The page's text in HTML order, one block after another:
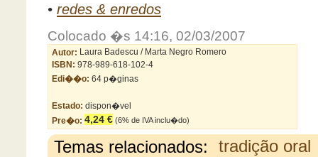
• redes & enredos
Colocado �s 14:16, 02/03/2007
Autor: Laura Badescu / Marta Negro Romero
ISBN: 978-989-618-102-4
Edi��o: 64 p�ginas
Estado: dispon�vel
Pre�o: 4,24 € (6% de IVA inclu�do)
Temas relacionados:
tradição oral